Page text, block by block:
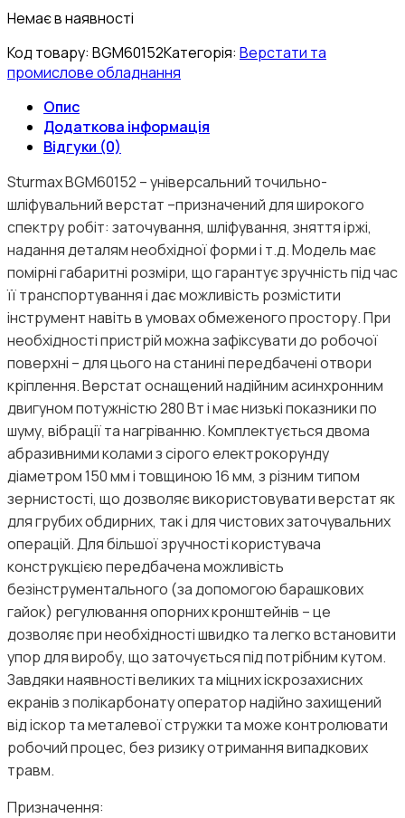
Немає в наявності
Код товару: BGM60152Категорія: Верстати та
промислове обладнання
Опис
Додаткова інформація
Відгуки (0)
Sturmax BGM60152 – універсальний точильно-
шліфувальний верстат –призначений для широкого
спектру робіт: заточування, шліфування, зняття іржі,
надання деталям необхідної форми і т.д. Модель має
помірні габаритні розміри, що гарантує зручність під час
її транспортування i дає можливість розмістити
інструмент навіть в умовах обмеженого простору. При
необхідності пристрій можна зафіксувати до робочої
поверхні – для цього на станині передбачені отвори
кріплення. Верстат оснащений надійним асинхронним
двигуном потужністю 280 Вт і має низькі показники по
шуму, вібрації та нагріванню. Комплектується двома
абразивними колами з сірого електрокорунду
діаметром 150 мм і товщиною 16 мм, з різним типом
зернистості, що дозволяє використовувати верстат як
для грубих обдирних, так і для чистових заточувальних
операцій. Для більшої зручності користувача
конструкцією передбачена можливість
безінструментального (за допомогою барашкових
гайок) регулювання опорних кронштейнів – це
дозволяє при необхідності швидко та легко встановити
упор для виробу, що заточується під потрібним кутом.
Завдяки наявності великих та міцних іскрозахисних
екранів з полікарбонату оператор надійно захищений
від іскор та металевої стружки та може контролювати
робочий процес, без ризику отримання випадкових
травм.
Призначення: